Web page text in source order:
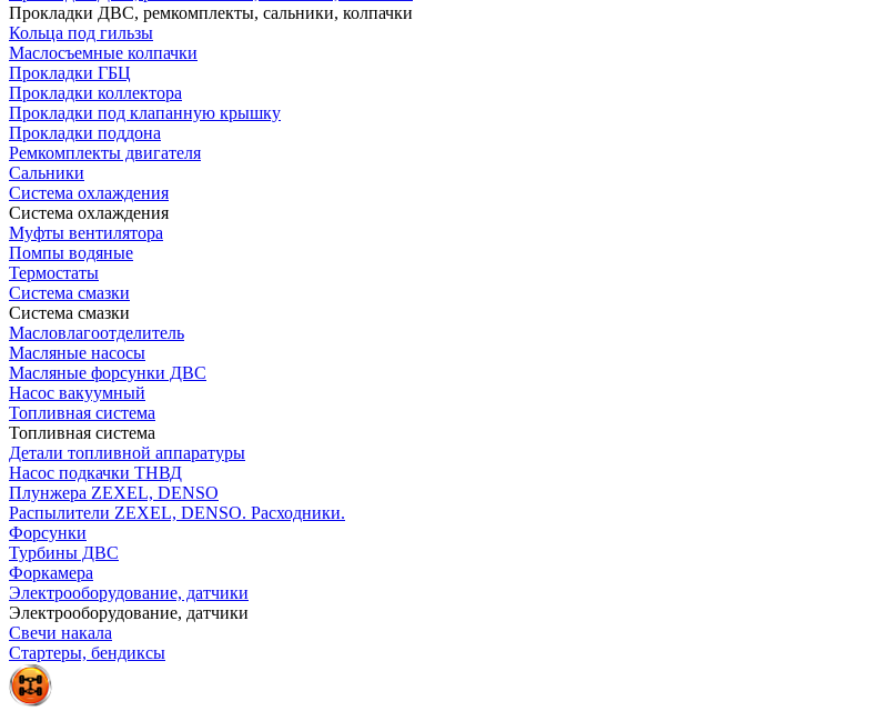
Прокладки ДВС, ремкомплекты, сальники, колпачки
Кольца под гильзы
Маслосъемные колпачки
Прокладки ГБЦ
Прокладки коллектора
Прокладки под клапанную крышку
Прокладки поддона
Ремкомплекты двигателя
Сальники
Система охлаждения
Система охлаждения
Муфты вентилятора
Помпы водяные
Термостаты
Система смазки
Система смазки
Масловлагоотделитель
Масляные насосы
Масляные форсунки ДВС
Насос вакуумный
Топливная система
Топливная система
Детали топливной аппаратуры
Насос подкачки ТНВД
Плунжера ZEXEL, DENSO
Распылители ZEXEL, DENSO. Расходники.
Форсунки
Турбины ДВС
Форкамера
Электрооборудование, датчики
Электрооборудование, датчики
Свечи накала
Стартеры, бендиксы